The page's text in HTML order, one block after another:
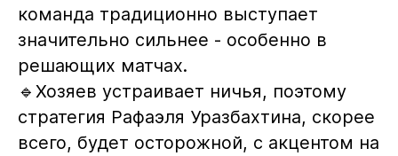
команда традиционно выступает
значительно сильнее - особенно в
решающих матчах.
🔹Хозяев устраивает ничья, поэтому
стратегия Рафаэля Уразбахтина, скорее
всего, будет осторожной, с акцентом на